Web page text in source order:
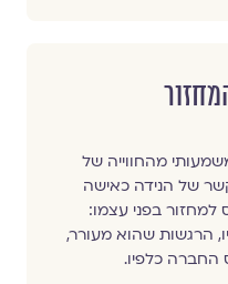
מהחווייה של
של הנידה כאישה
למחזור בפני עצמו:
הרגשות שהוא מעורר,
החברה כלפיו.